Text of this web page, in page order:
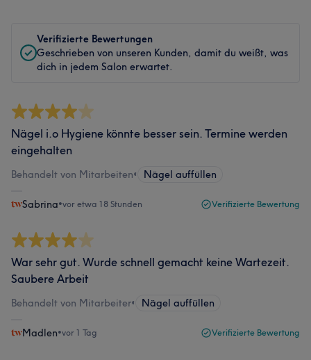
Verifizierte Bewertungen
Geschrieben von unseren Kunden, damit du weißt, was
dich in jedem Salon erwartet.
Nägel i.o Hygiene könnte besser sein. Termine werden
eingehalten
Behandelt von Mitarbeiten• Nägel auffüllen
Sabrina•vor etwa 18 Stunden Verifizierte Bewertung
War sehr gut. Wurde schnell gemacht keine Wartezeit.
Saubere Arbeit
Behandelt von Mitarbeiter• Nägel auffüllen
Madlen•vor 1 Tag Verifizierte Bewertung